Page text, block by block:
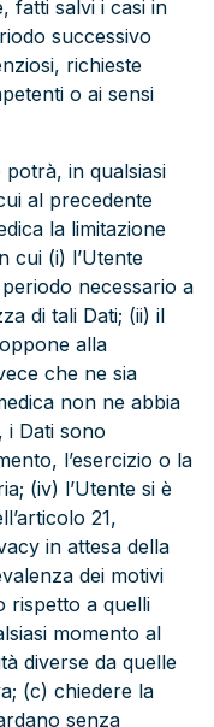
fatti salvi i casi in
successivo
richieste
o ai sensi
potrà, in qualsiasi
al precedente
la limitazione
cui (i) l’Utente
necessario a
di tali Dati; (ii) il
alla
che ne sia
non ne abbia
i Dati sono
l’esercizio o la
(iv) l’Utente si è
21,
in attesa della
dei motivi
rispetto a quelli
momento al
diverse da quelle
(c) chiedere la
senza